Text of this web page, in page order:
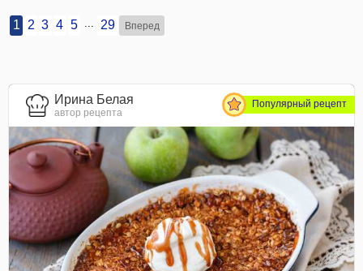
1 2 3 4 5 ... 29 Вперед
Ирина Белая
автор рецепта
Популярный рецепт